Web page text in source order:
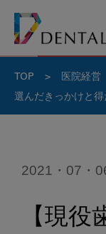
TOP > 医院経営
選んだきっかけと得
2021・07・
【現役